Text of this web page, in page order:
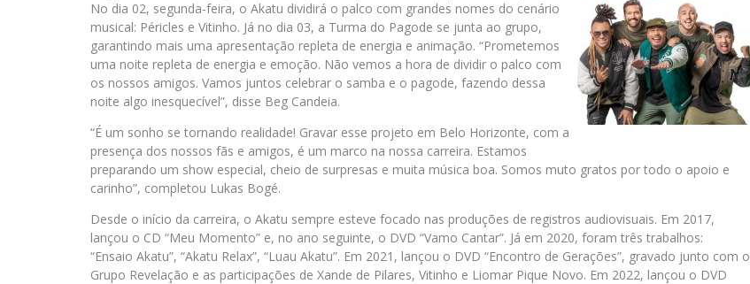
No dia 02, segunda-feira, o Akatu dividirá o palco com grandes nomes do cenário
musical: Péricles e Vitinho. Já no dia 03, a Turma do Pagode se junta ao grupo,
garantindo mais uma apresentação repleta de energia e animação. “Prometemos
uma noite repleta de energia e emoção. Não vemos a hora de dividir o palco com
os nossos amigos. Vamos juntos celebrar o samba e o pagode, fazendo dessa
noite algo inesquecível”, disse Beg Candeia.
“É um sonho se tornando realidade! Gravar esse projeto em Belo Horizonte, com a
presença dos nossos fãs e amigos, é um marco na nossa carreira. Estamos
preparando um show especial, cheio de surpresas e muita música boa. Somos muto gratos por todo o apoio e
carinho”, completou Lukas Bogé.
Desde o início da carreira, o Akatu sempre esteve focado nas produções de registros audiovisuais. Em 2017,
lançou o CD “Meu Momento” e, no ano seguinte, o DVD “Vamo Cantar”. Já em 2020, foram três trabalhos:
“Ensaio Akatu”, “Akatu Relax”, “Luau Akatu”. Em 2021, lançou o DVD “Encontro de Gerações”, gravado junto com o
Grupo Revelação e as participações de Xande de Pilares, Vitinho e Liomar Pique Novo. Em 2022, lançou o DVD